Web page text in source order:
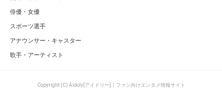
俳優・女優
スポーツ選手
アナウンサー・キャスター
歌手・アーティスト
Copyright (C) Aidoly[アイドリー]｜ファン向けエンタメ情報サイト